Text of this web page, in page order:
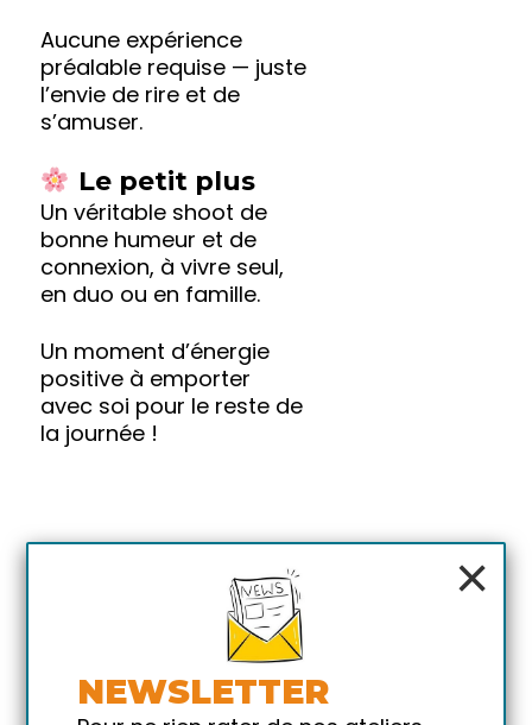
Aucune expérience
préalable requise — juste
l’envie de rire et de
s’amuser.
Le petit plus
Un véritable shoot de
bonne humeur et de
connexion, à vivre seul,
en duo ou en famille.
Un moment d’énergie
positive à emporter
avec soi pour le reste de
la journée !
×
NEWSLETTER